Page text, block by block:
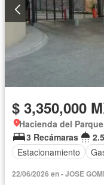
$ 3,350,000
Hacienda del
3 Recámaras
Estacionamiento
22/06/2026 en - JOSE